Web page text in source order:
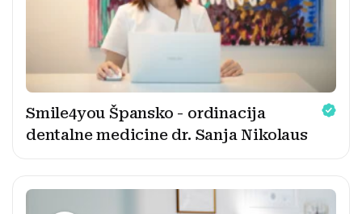
Smile4you Špansko - ordinacija
dentalne medicine dr. Sanja Nikolaus